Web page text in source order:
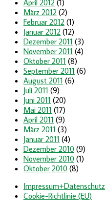
April 2012 (1)
März 2012 (2)
Februar 2012 (1)
Januar 2012 (12)
Dezember 2011 (3)
November 2011 (4)
Oktober 2011 (8)
September 2011 (6)
August 2011 (6)
Juli 2011 (9)
Juni 2011 (20)
Mai 2011 (17)
April 2011 (9)
März 2011 (3)
Januar 2011 (4)
Dezember 2010 (9)
November 2010 (1)
Oktober 2010 (8)
Impressum+Datenschutz
Cookie-Richtlinie (EU)